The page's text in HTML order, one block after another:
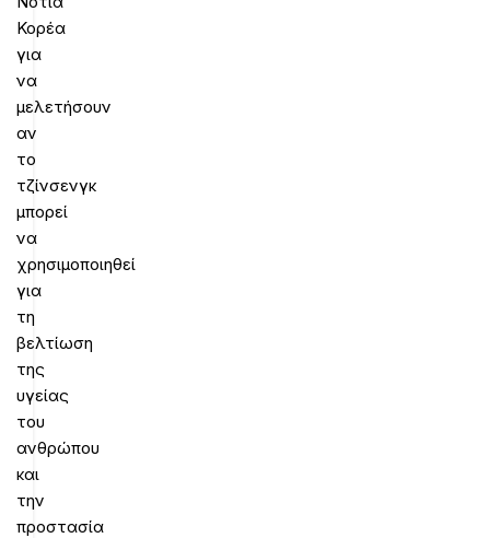
Κορέα
για
να
μελετήσουν
αν
το
τζίνσενγκ
μπορεί
να
χρησιμοποιηθεί
για
τη
βελτίωση
της
υγείας
του
ανθρώπου
και
την
προστασία